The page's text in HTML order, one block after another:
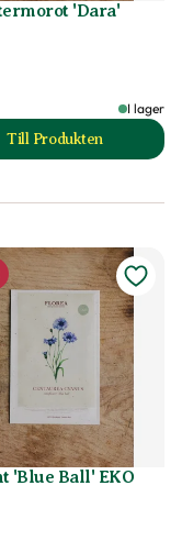
'Dara'
I lager
Till Produkten
till Blomstermorot
'Blue Ball' EKO